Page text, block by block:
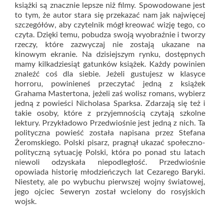
książki są znacznie lepsze niż filmy. Spowodowane jest
to tym, że autor stara się przekazać nam jak najwięcej
szczegółów, aby czytelnik mógł kreować wizję tego, co
czyta. Dzięki temu, pobudza swoją wyobraźnie i tworzy
rzeczy, które zazwyczaj nie zostają ukazane na
kinowym ekranie. Na dzisiejszym rynku, dostępnych
mamy kilkadziesiąt gatunków książek. Każdy powinien
znaleźć coś dla siebie. Jeżeli gustujesz w klasyce
horroru, powinieneś przeczytać jedną z książek
Grahama Mastertona, jeżeli zaś wolisz romans, wybierz
jedną z powieści Nicholasa Sparksa. Zdarzają się też i
takie osoby, które z przyjemnością czytają szkolne
lektury. Przykładowo Przedwiośnie jest jedną z nich. Ta
polityczna powieść została napisana przez Stefana
Żeromskiego. Polski pisarz, pragnął ukazać społeczno-
polityczną sytuację Polski, która po ponad stu latach
niewoli odzyskała niepodległość. Przedwiośnie
opowiada historię młodzieńczych lat Cezarego Baryki.
Niestety, ale po wybuchu pierwszej wojny światowej,
jego ojciec Seweryn został wcielony do rosyjskich
wojsk.